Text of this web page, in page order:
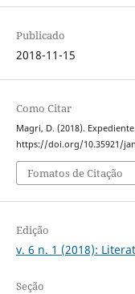
Publicado
2018-11-15
Como Citar
Magri, D. (2018). Expediente.
https://doi.org/10.35921/
Fomatos de Citação
Edição
v. 6 n. 1 (2018):
Seção